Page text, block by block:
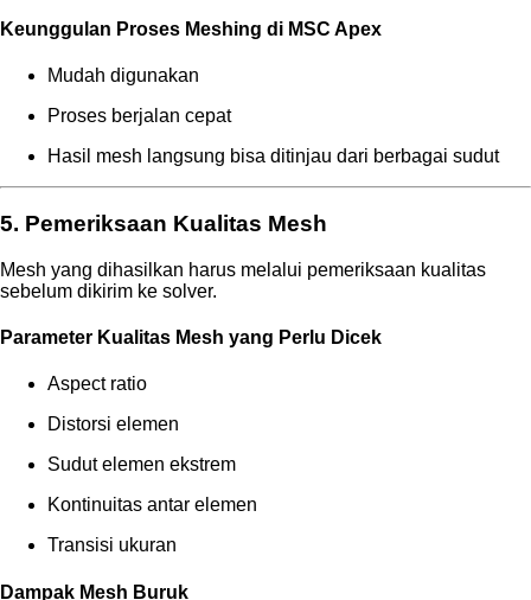
Keunggulan Proses Meshing di MSC Apex
Mudah digunakan
Proses berjalan cepat
Hasil mesh langsung bisa ditinjau dari berbagai sudut
5. Pemeriksaan Kualitas Mesh
Mesh yang dihasilkan harus melalui pemeriksaan kualitas
sebelum dikirim ke solver.
Parameter Kualitas Mesh yang Perlu Dicek
Aspect ratio
Distorsi elemen
Sudut elemen ekstrem
Kontinuitas antar elemen
Transisi ukuran
Dampak Mesh Buruk